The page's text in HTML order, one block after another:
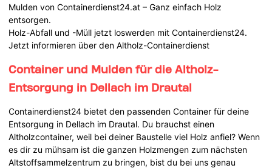
Mulden von Containerdienst24.at – Ganz einfach Holz
entsorgen.
Holz-Abfall und -Müll jetzt loswerden mit Containerdienst24.
Jetzt informieren über den Altholz-Containerdienst
Container und Mulden für die Altholz-
Entsorgung in Dellach im Drautal
Containerdienst24 bietet den passenden Container für deine
Entsorgung in Dellach im Drautal. Du brauchst einen
Altholzcontainer, weil bei deiner Baustelle viel Holz anfiel? Wenn
es dir zu mühsam ist die ganzen Holzmengen zum nächsten
Altstoffsammelzentrum zu bringen, bist du bei uns genau